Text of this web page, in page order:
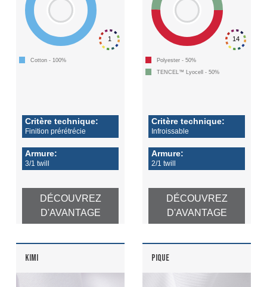
1
Cotton - 100%
Critère technique:
Finition prérétrécie
Armure:
3/1 twill
DÉCOUVREZ
D'AVANTAGE
14
Polyester - 50%
TENCEL™ Lyocell - 50%
Critère technique:
Infroissable
Armure:
2/1 twill
DÉCOUVREZ
D'AVANTAGE
KIMI PIQUE